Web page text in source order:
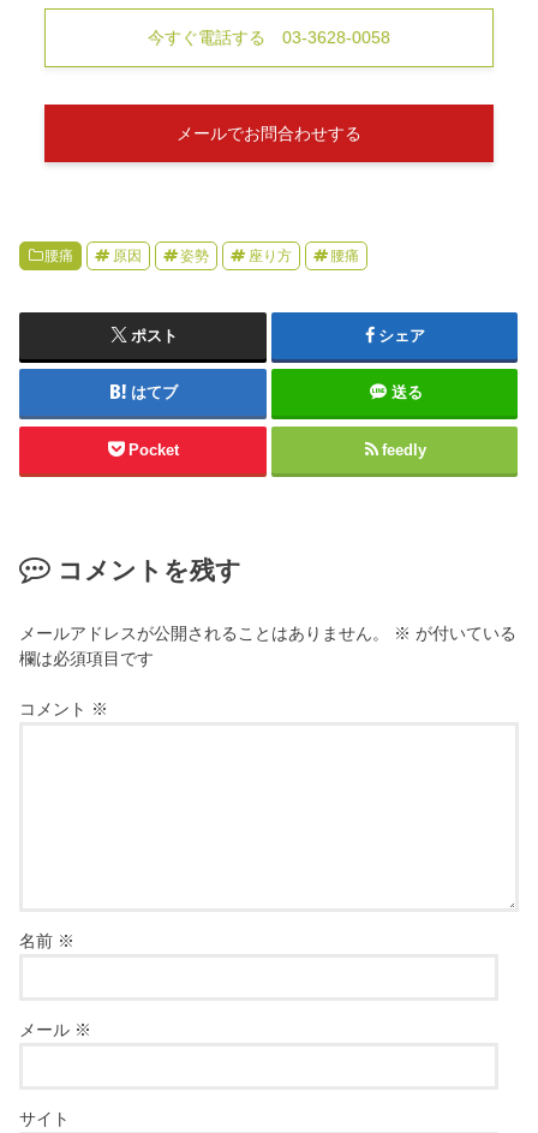
今すぐ電話する 03-3628-0058
メールでお問合わせする
腰痛 原因 姿勢 座り方 腰痛
ポスト シェア
はてブ 送る
Pocket feedly
コメントを残す
メールアドレスが公開されることはありません。 ※ が付いている
欄は必須項目です
コメント ※
名前 ※
メール ※
サイト